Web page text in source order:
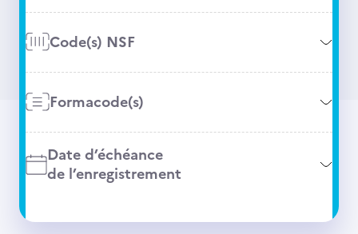
Code(s) NSF
Formacode(s)
Date d’échéance
de l’enregistrement